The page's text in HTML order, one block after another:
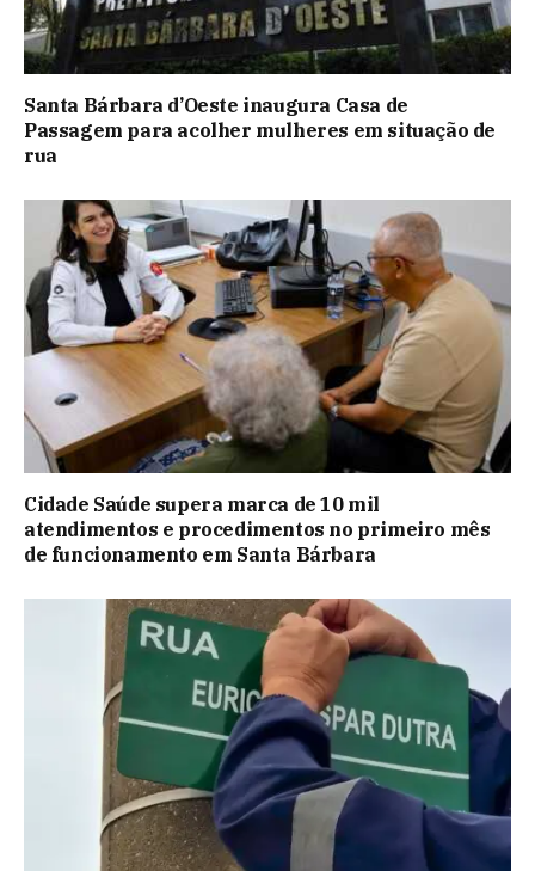
Santa Bárbara d’Oeste inaugura Casa de
Passagem para acolher mulheres em situação de
rua
Cidade Saúde supera marca de 10 mil
atendimentos e procedimentos no primeiro mês
de funcionamento em Santa Bárbara